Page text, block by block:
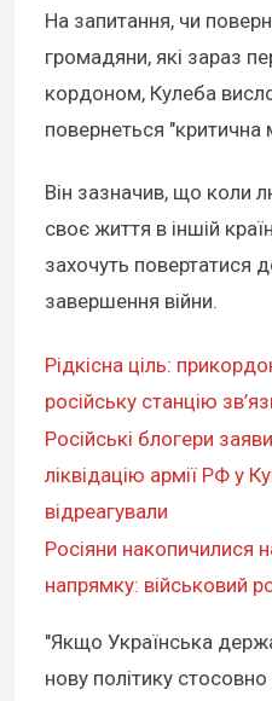
На запитання, чи
громадяни, які зараз
кордоном, Кулеба
повернеться "критична
Він зазначив, що коли
своє життя в іншій
захочуть повертатися
завершення війни.
Рідкісна ціль:
російську станцію
Російські блогери
ліквідацію армії РФ у
відреагували
Росіяни накопичилися
напрямку: військовий
"Якщо Українська
нову політику